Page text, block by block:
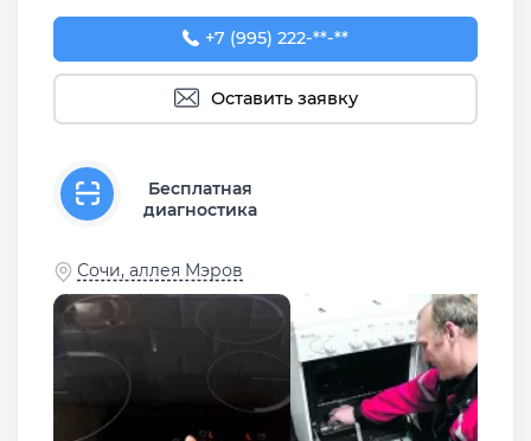
+7 (995) 222-81-32
+7 (995) 222-**-**
Оставить заявку
Бесплатная
диагностика
Сочи, аллея Мэров